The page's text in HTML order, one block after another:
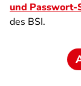
und Passwort-
des BSI.